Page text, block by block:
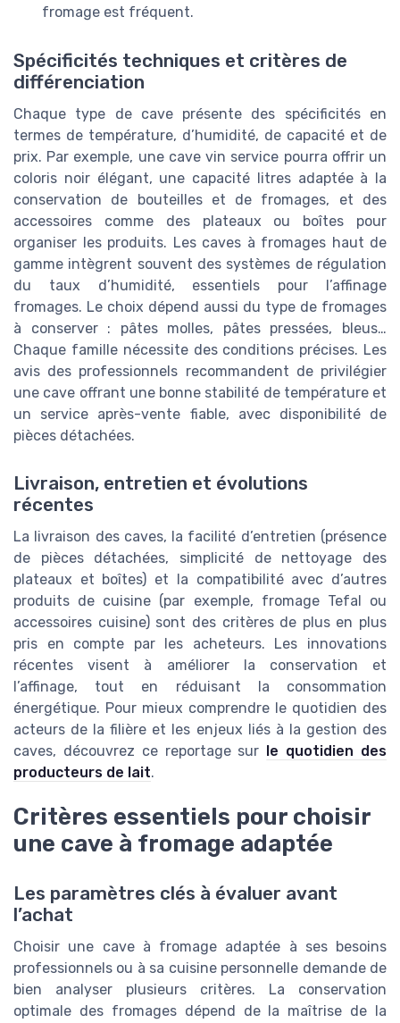
fromage est fréquent.
Spécificités techniques et critères de
différenciation
Chaque type de cave présente des spécificités en
termes de température, d’humidité, de capacité et de
prix. Par exemple, une cave vin service pourra offrir un
coloris noir élégant, une capacité litres adaptée à la
conservation de bouteilles et de fromages, et des
accessoires comme des plateaux ou boîtes pour
organiser les produits. Les caves à fromages haut de
gamme intègrent souvent des systèmes de régulation
du taux d’humidité, essentiels pour l’affinage
fromages. Le choix dépend aussi du type de fromages
à conserver : pâtes molles, pâtes pressées, bleus…
Chaque famille nécessite des conditions précises. Les
avis des professionnels recommandent de privilégier
une cave offrant une bonne stabilité de température et
un service après-vente fiable, avec disponibilité de
pièces détachées.
Livraison, entretien et évolutions
récentes
La livraison des caves, la facilité d’entretien (présence
de pièces détachées, simplicité de nettoyage des
plateaux et boîtes) et la compatibilité avec d’autres
produits de cuisine (par exemple, fromage Tefal ou
accessoires cuisine) sont des critères de plus en plus
pris en compte par les acheteurs. Les innovations
récentes visent à améliorer la conservation et
l’affinage, tout en réduisant la consommation
énergétique. Pour mieux comprendre le quotidien des
acteurs de la filière et les enjeux liés à la gestion des
caves, découvrez ce reportage sur le quotidien des
producteurs de lait.
Critères essentiels pour choisir
une cave à fromage adaptée
Les paramètres clés à évaluer avant
l’achat
Choisir une cave à fromage adaptée à ses besoins
professionnels ou à sa cuisine personnelle demande de
bien analyser plusieurs critères. La conservation
optimale des fromages dépend de la maîtrise de la